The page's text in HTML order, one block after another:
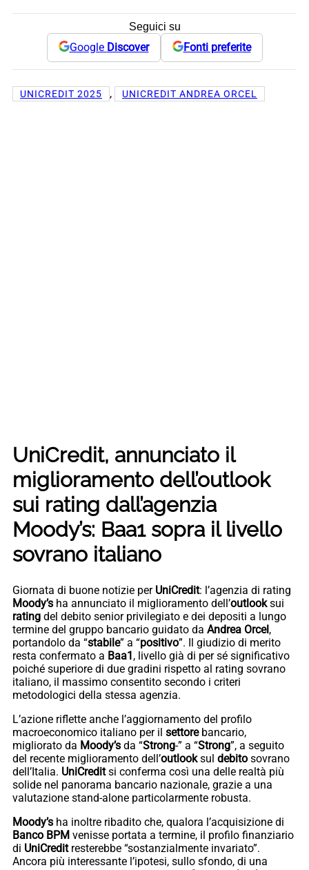
Seguici su
Google Discover Fonti preferite
UNICREDIT 2025 , UNICREDIT ANDREA ORCEL
UniCredit, annunciato il
miglioramento dell’outlook
sui rating dall’agenzia
Moody’s: Baa1 sopra il livello
sovrano italiano
Giornata di buone notizie per UniCredit: l’agenzia di rating
Moody’s ha annunciato il miglioramento dell’outlooksui
rating del debito senior privilegiato e dei depositi a lungo
termine del gruppo bancario guidato da Andrea Orcel ,
portandolo da “stabile” a “positivo”. Il giudizio di merito
resta confermato a Baa1 , livello già di per sé significativo
poiché superiore di due gradini rispetto al rating sovrano
italiano, il massimo consentito secondo i criteri
metodologici della stessa agenzia.
L’azione riflette anche l’aggiornamento del profilo
macroeconomico italiano per il settorebancario,
migliorato da Moody’s da “Strong-” a “Strong”, a seguito
del recente miglioramento dell’outlooksul debito sovrano
dell’Italia. UniCreditsi conferma così una delle realtà più
solide nel panorama bancario nazionale, grazie a una
valutazione stand-alone particolarmente robusta.
Moody’s ha inoltre ribadito che, qualora l’acquisizione di
Banco BPM venisse portata a termine, il profilo finanziario
di UniCreditresterebbe “sostanzialmente invariato”.
Ancora più interessante l’ipotesi, sullo sfondo, di una